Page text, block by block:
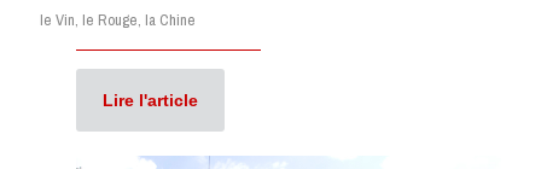
le Vin, le Rouge, la Chine
Lire l'article